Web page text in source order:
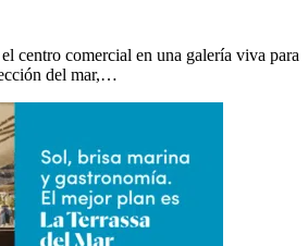
centro comercial en una galería viva para
del mar,…